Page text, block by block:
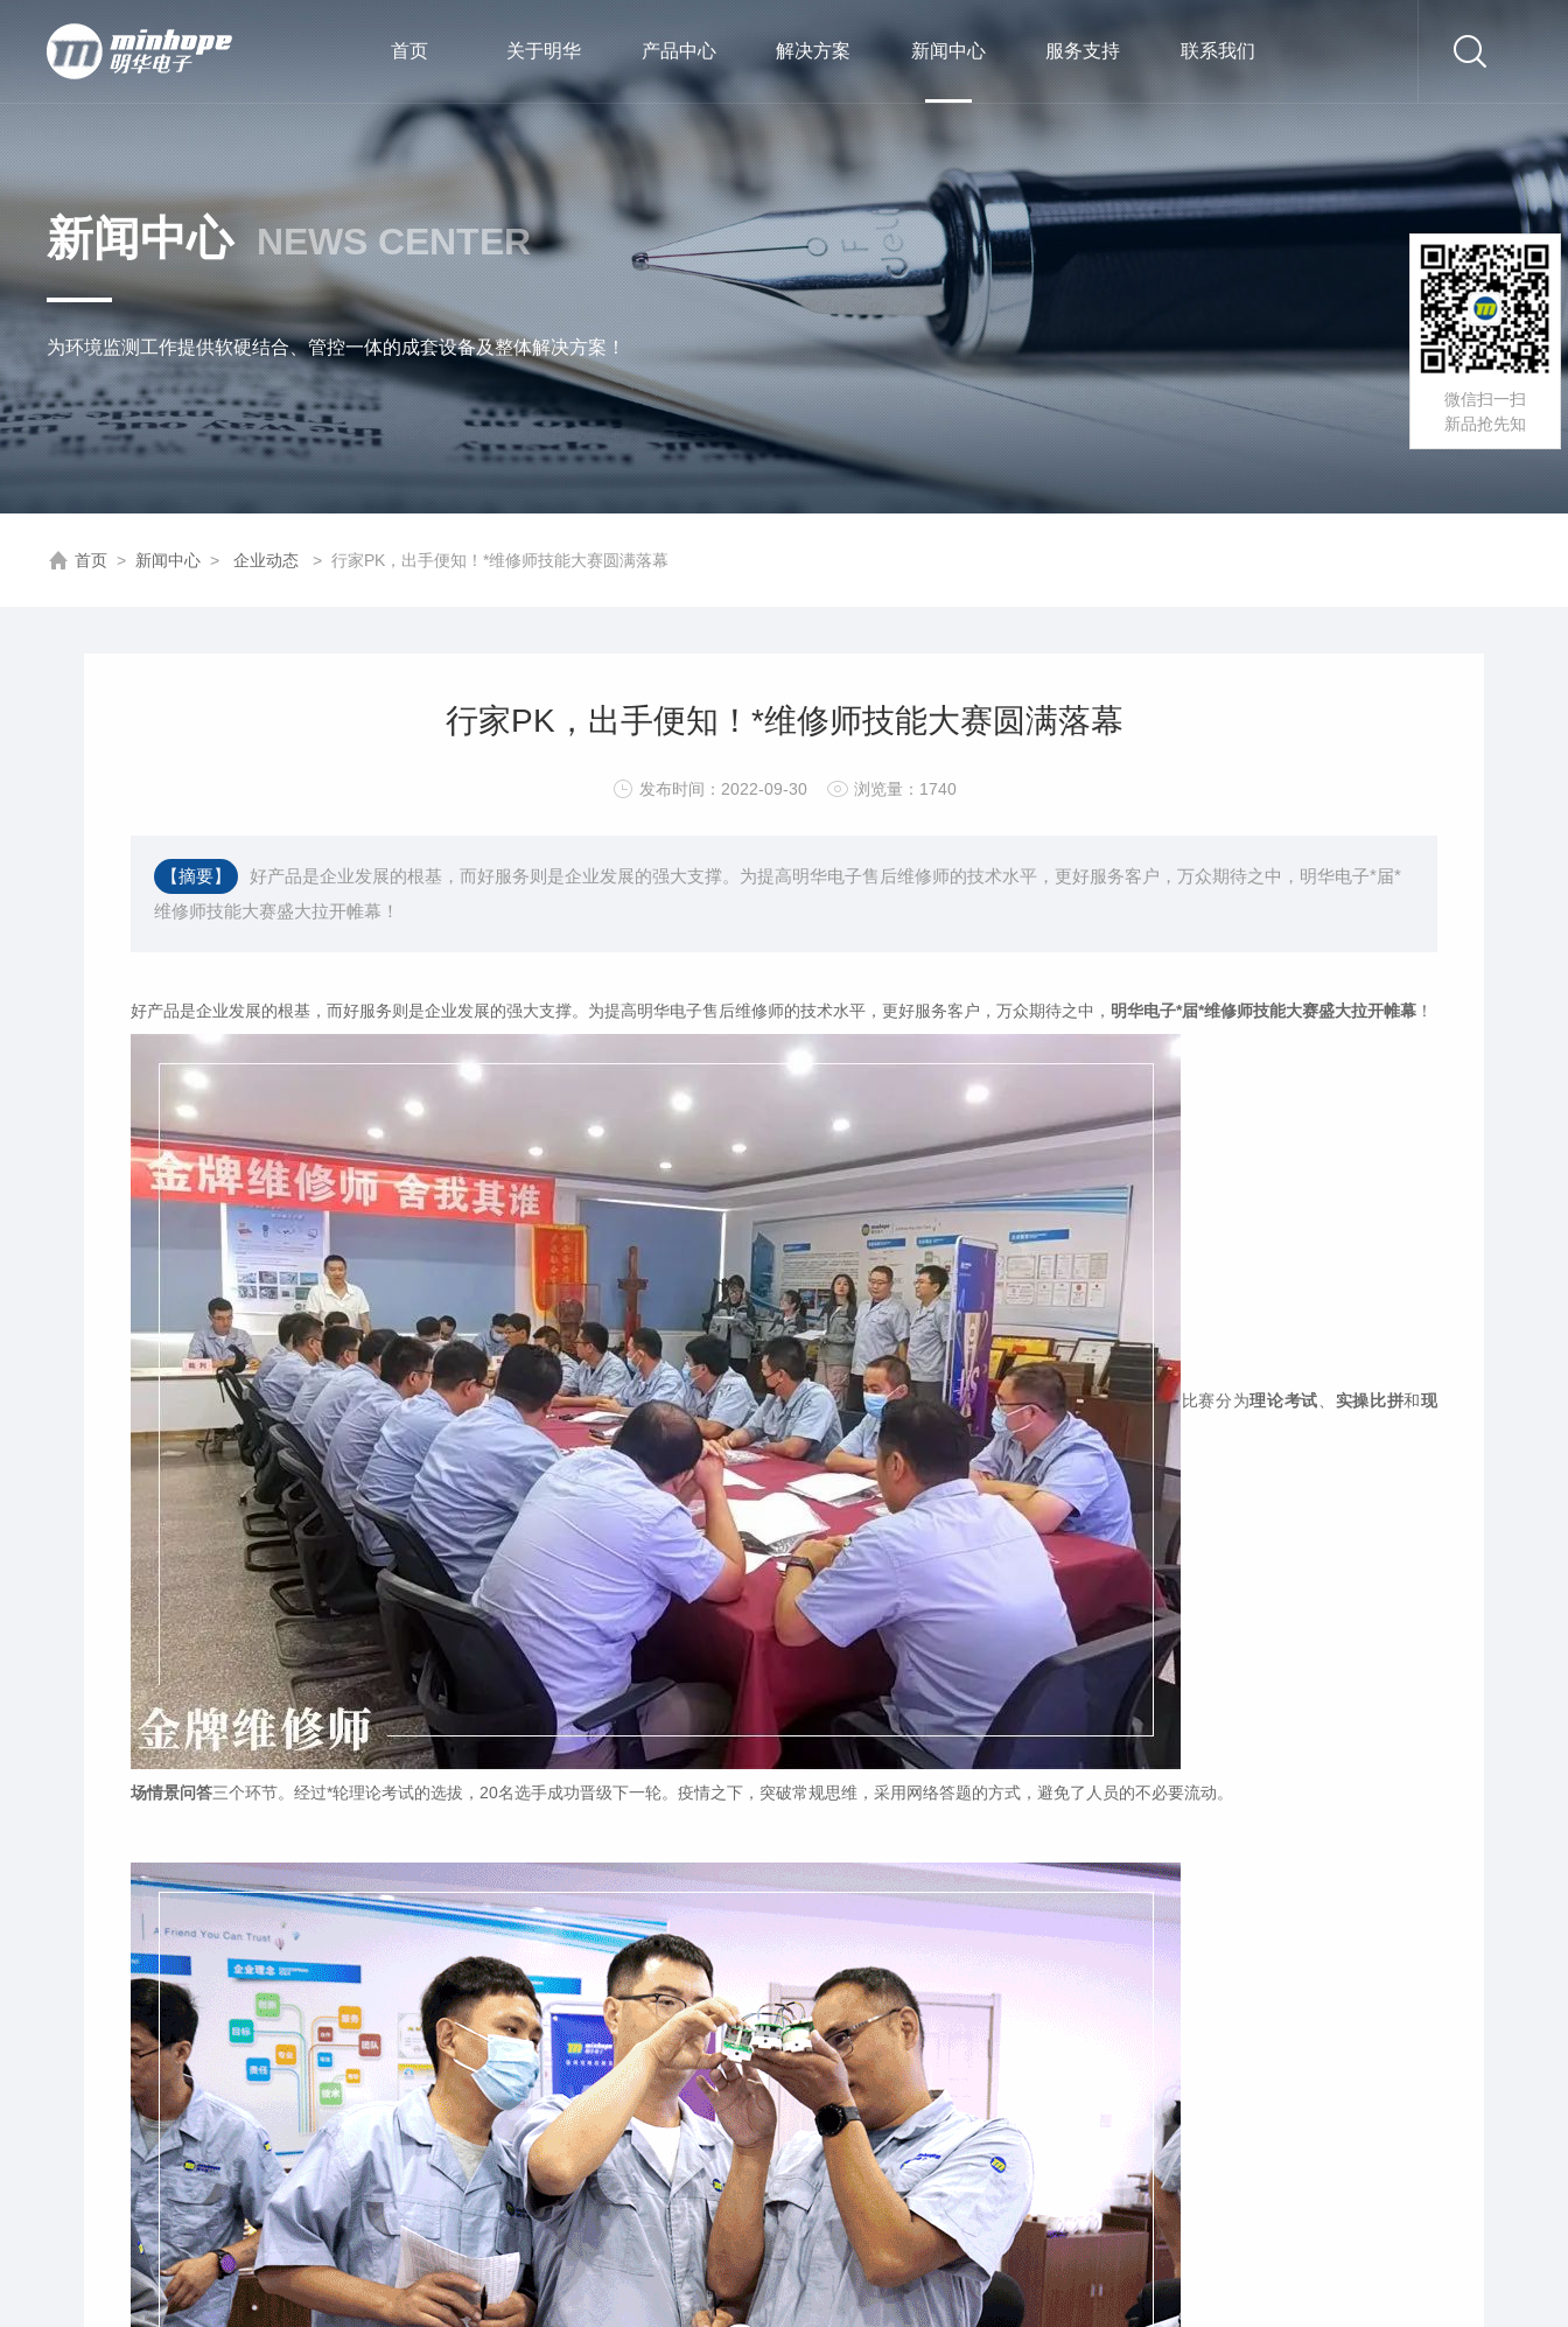
首页 关于明华 产品中心 解决方案 新闻中心 服务支持 联系我们
新闻中心 NEWS CENTER
为环境监测工作提供软硬结合、管控一体的成套设备及整体解决方案！
首页 > 新闻中心 > 企业动态 > 行家PK，出手便知！*维修师技能大赛圆满落幕
行家PK，出手便知！*维修师技能大赛圆满落幕
发布时间：2022-09-30 浏览量：1740
【摘要】
好产品是企业发展的根基，而好服务则是企业发展的强大支撑。为提高明华电子售后维修师的技术水平，更好服务客户，万众期待之中，明华电子*届*
维修师技能大赛盛大拉开帷幕！
好产品是企业发展的根基，而好服务则是企业发展的强大支撑。为提高明华电子售后维修师的技术水平，更好服务客户，万众期待之中， 明华电子*届*维修师技能大赛盛大拉开帷幕 ！
比赛分为理论考试 实操比拼和现
场情景问答三个环节。经过*轮理论考试的选拔，20名选手成功晋级下一轮。疫情之下，突破常规思维，采用网络答题的方式，避免了人员的不必要流动。
微信扫一扫
新品抢先知